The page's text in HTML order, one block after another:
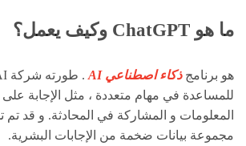
ما هو ChatGPT وكيف يعمل؟
هو برنامج ذكاء اصطناعي AI
للمساعدة في مهام متعددة ، مثل الإجابة على
المعلومات و المشاركة في المحادثة. و قد تم
مجموعة بيانات ضخمة من الإجابات البشرية.